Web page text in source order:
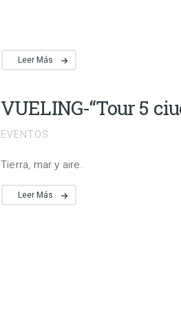
Leer Más
VUELING-“Tour 5
EVENTOS
Tierra, mar y aire.
Leer Más